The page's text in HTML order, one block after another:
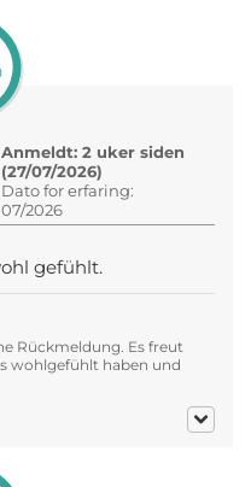
Anmeldt: 2 uker siden
(27/07/2026)
Dato for erfaring:
07/2026
gefühlt.
Rückmeldung. Es freut
wohlgefühlt haben und